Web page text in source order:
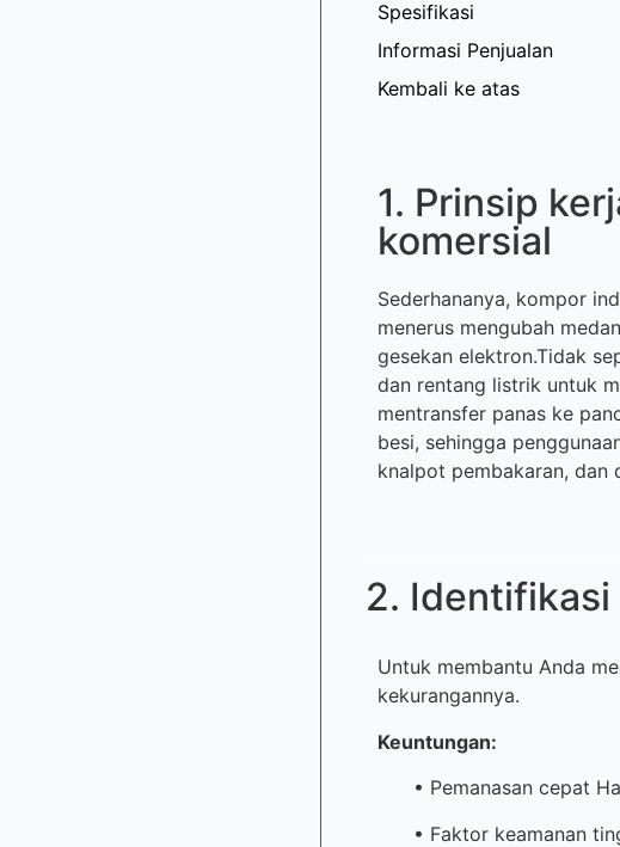
Spesifikasi
Informasi Penjualan
Kembali ke atas
1. Prinsip
komersial
Sederhananya, kompor
menerus mengubah
gesekan elektron.Tidak
dan rentang listrik untuk
mentransfer panas ke
besi, sehingga
knalpot pembakaran, dan
2. Identifikasi
Untuk membantu Anda
kekurangannya.
Keuntungan:
• Pemanasan cepat
• Faktor keamanan